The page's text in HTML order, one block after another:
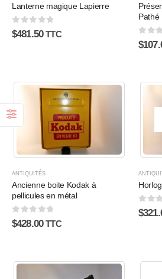
Lanterne magique Lapierre
0 sur 5
$481.50 TTC
Pathé
0sur
$
ANTIQUITÉS
Ancienne boite Kodak à
pellicules en métal
0sur 5
$428.00 TTC
0sur
$